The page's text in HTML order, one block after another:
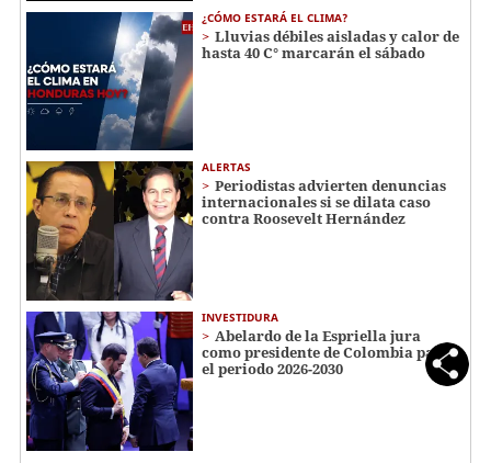
¿CÓMO ESTARÁ EL CLIMA?
Lluvias débiles aisladas y calor de
hasta 40 C° marcarán el sábado
ALERTAS
Periodistas advierten denuncias
internacionales si se dilata caso
contra Roosevelt Hernández
INVESTIDURA
Abelardo de la Espriella jura
como presidente de Colombia para
el periodo 2026-2030